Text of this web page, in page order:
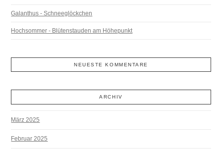
Galanthus - Schneeglöckchen
Hochsommer - Blütenstauden am Höhepunkt
NEUESTE KOMMENTARE
ARCHIV
März 2025
Februar 2025